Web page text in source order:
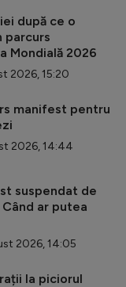
după ce o
parcurs
Mondială 2026
2026, 15:20
manifest pentru
2026, 14:44
suspendat de
ar putea
2026, 14:05
la piciorul